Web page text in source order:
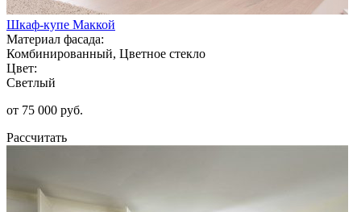
Шкаф-купе Маккой
Материал фасада:
Комбинированный, Цветное стекло
Цвет:
Светлый
от 75 000 руб.
Рассчитать